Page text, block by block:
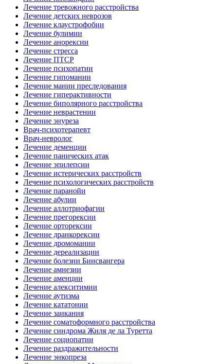
Лечение тревожного расстройства
Лечение детских неврозов
Лечение клаустрофобии
Лечение булимии
Лечение анорексии
Лечение стресса
Лечение ПТСР
Лечение психопатии
Лечение гипомании
Лечение мании преследования
Лечение гиперактивности
Лечение биполярного расстройства
Лечение неврастении
Лечение энуреза
Врач-психотерапевт
Врач-невролог
Лечение деменции
Лечение панических атак
Лечение эпилепсии
Лечение истерических расстройств
Лечение психологических расстройств
Лечение паранойи
Лечение абулии
Лечение аллотриофагии
Лечение прегорексии
Лечение орторексии
Лечение дранкорексии
Лечение дромомании
Лечение дереализации
Лечение болезни Бинсвангера
Лечение амнезии
Лечение аменции
Лечение алекситимии
Лечение аутизма
Лечение кататонии
Лечение заикания
Лечение соматоформного расстройства
Лечение синдрома Жиля де ла Туретта
Лечение социопатии
Лечение раздражительности
Лечение энкопреза